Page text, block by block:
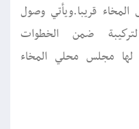
المخاء قريبا.ويأتي وصول
ضمن الخطوات
لها مجلس محلي المخاء